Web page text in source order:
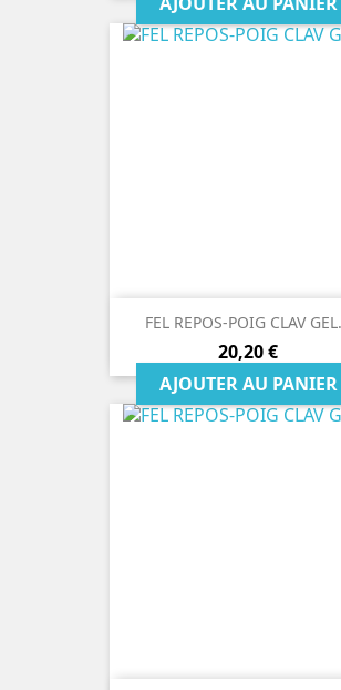
FEL REPOS-POIG CLAV
Prix
20,20 €
AJOUTER AU PANIER